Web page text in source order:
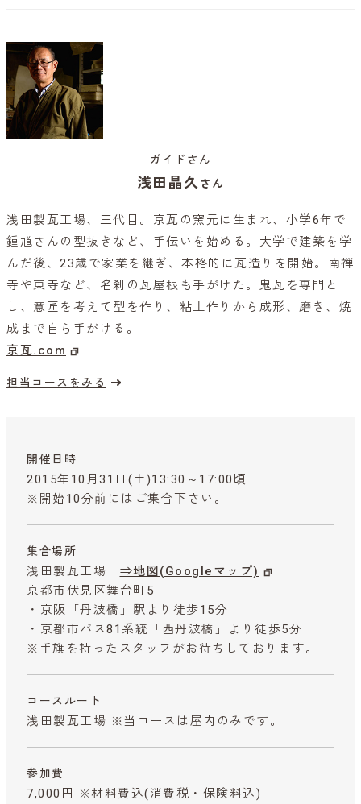
ガイドさん
浅田晶久 さん
浅田製瓦工場、三代目。京瓦の窯元に生まれ、小学6年で
鍾馗さんの型抜きなど、手伝いを始める。大学で建築を学
んだ後、23歳で家業を継ぎ、本格的に瓦造りを開始。南禅
寺や東寺など、名刹の瓦屋根も手がけた。鬼瓦を専門と
し、意匠を考えて型を作り、粘土作りから成形、磨き、焼
成まで自ら手がける。
京瓦.com
担当コースをみる
開催日時
2015年10月31日(土)13:30～17:00頃
※開始10分前にはご集合下さい。
集合場所
浅田製瓦工場 ⇒地図(Googleマップ)
京都市伏見区舞台町5
・京阪「丹波橋」駅より徒歩15分
・京都市バス81系統「西丹波橋」より徒歩5分
※手旗を持ったスタッフがお待ちしております。
コースルート
浅田製瓦工場 ※当コースは屋内のみです。
参加費
7,000円 ※材料費込(消費税・保険料込)